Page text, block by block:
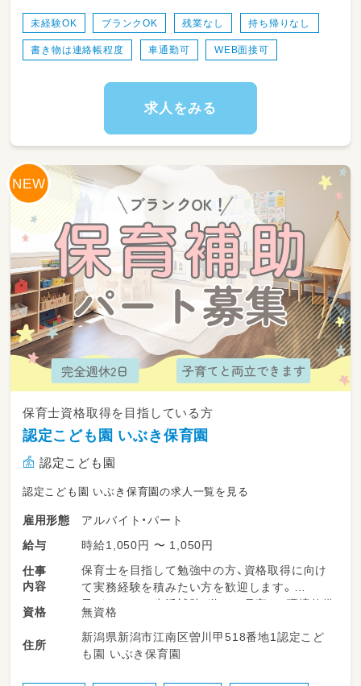
のある方
★残業・持ち帰り業務なし
★ワークライフバランス重視
子供達のお楽しみレクリエーションは
スタッフのアイディアで対応してます。
経験がなくても大丈夫！
お仕事内容は難しくありません。
日常生活を楽しく過ごせるように
簡単なサポートをしたり、
体操、ダンス、ゲーム等で自立を支援！
毎日のスモールステップを見逃さず
「できたね！」と声をかけて
子ども達の「一歩前進」を
一緒になって喜んでもらえると嬉しいです♪
未経験OK ブランクOK 残業なし 持ち帰りなし
書き物は連絡帳程度 車通勤可 WEB面接可
求人をみる
保育士資格取得を目指している方
認定こども園 いぶき保育園
認定こども園
認定こども園 いぶき保育園の求人一覧を見る
雇用形態
アルバイト・パート
給与
時給1,050円 〜 1,050円
仕事
内容
保育士を目指して勉強中の方、資格取得に向け
て実務経験を積みたい方を歓迎します。
子どもたちの生活補助、遊びの見守り、環境整備
など、保育士のサポート業務を中心にお任せし
ます。
現場で働きながら、保育の流れや子どもとの関
資格 無資格
住所
新潟県新潟市江南区曽川甲518番地1認定こど
も園 いぶき保育園